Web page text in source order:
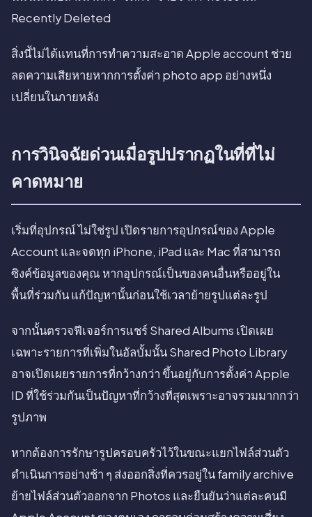
Recently Deleted
สิ่งนี้ไม่ได้แทนที่การทำความสะอาด Apple account ช่วย
ลดความเสียหายหากการตั้งค่า photo app อย่างหนึ่ง
เปลี่ยนในภายหลัง
การวินิจฉัยด่วนเมื่อรูปปรากฏในที่ที่ไม่
คาดหมาย
เริ่มที่อุปกรณ์ ไม่ใช่รูป เปิดรายการอุปกรณ์ของ Apple
Account และจดทุก iPhone, iPad และ Mac ที่สามารถ
ซิงค์ข้อมูลของคุณ หากอุปกรณ์เป็นของคนอื่นหรืออยู่ใน
พื้นที่ร่วมกัน แก้ปัญหานั้นก่อนใช้เวลาย้ายรูปแต่ละรูป
จากนั้นตรวจฟีเจอร์การแชร์ Shared Albums เปิดเผย
เฉพาะรายการที่เพิ่มในอัลบั้มนั้น Shared Photo Library
อาจเปิดเผยรายการที่กว้างกว่า ขึ้นอยู่กับการตั้งค่า Apple
ID ที่ใช้ร่วมกันเป็นปัญหาที่กว้างที่สุดเพราะอาจรวมมากกว่า
รูปภาพ
หากต้องการรักษารูปครอบครัวไว้ในขณะแยกไฟล์ส่วนตัว
ดำเนินการอย่างช้า ๆ ส่งออกสิ่งที่ควรอยู่ใน family archive
ย้ายไฟล์ส่วนตัวออกจาก Photos และยืนยันว่าแต่ละคนมี